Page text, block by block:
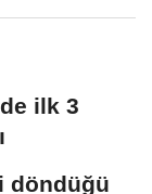
ilk 3
döndüğü